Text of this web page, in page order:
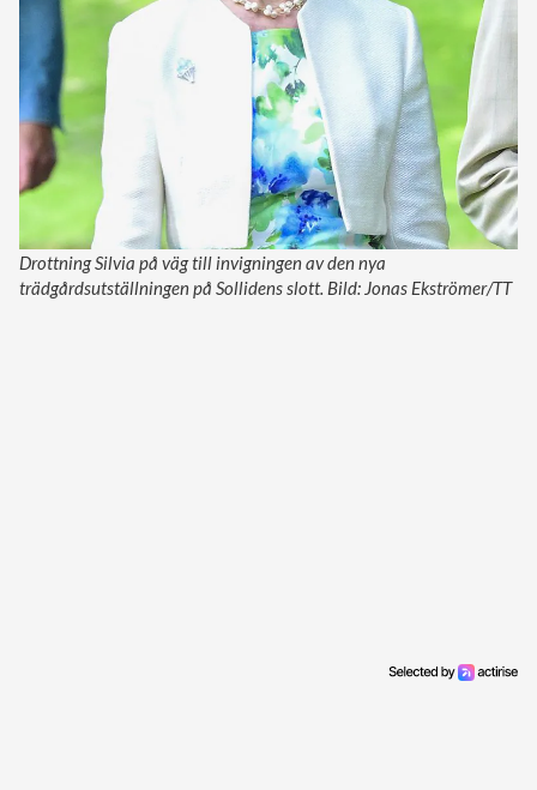
Drottning Silvia på väg till invigningen av den nya
trädgårdsutställningen på Sollidens slott. Bild: Jonas Ekströmer/TT